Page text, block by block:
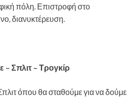
πόλη. Επιστροφή στο
διανυκτέρευση.
– Σπλιτ – Τρογκίρ
όπου θα σταθούμε για να δούμε